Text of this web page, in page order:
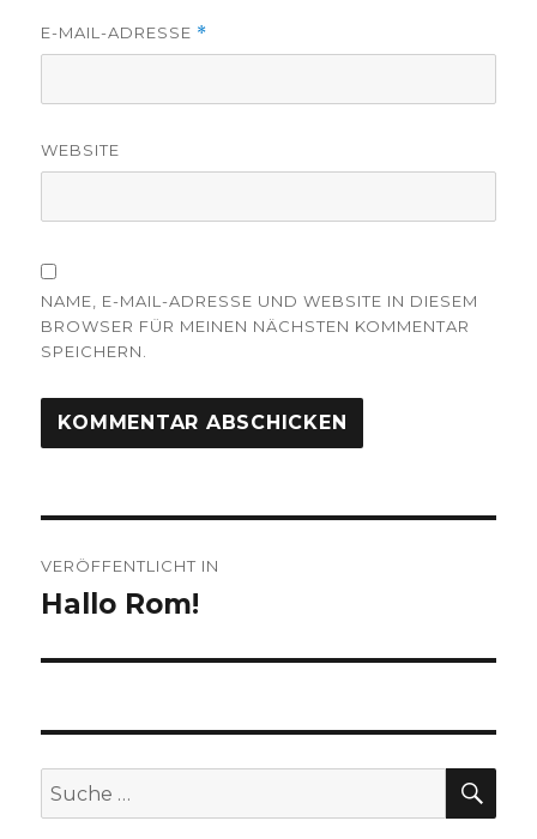
E-MAIL-ADRESSE *
WEBSITE
NAME, E-MAIL-ADRESSE UND WEBSITE IN DIESEM
BROWSER FÜR MEINEN NÄCHSTEN KOMMENTAR
SPEICHERN.
VERÖFFENTLICHT IN
Hallo Rom!
Suche
nach: